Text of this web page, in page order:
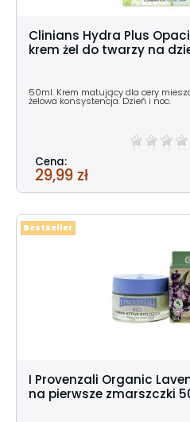
Clinians Hydra Plus
krem żel do twarzy na
50ml. Krem matujący dla cery
żelowa konsystencja. Dzień i noc.
Cena:
29,99 zł
I Provenzali Organic
na pierwsze zmarszczki
Bestseller